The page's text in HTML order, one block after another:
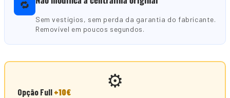
🔁
Sem vestígios, sem perda da garantia do fabricante.
Removível em poucos segundos.
⚙️
Opção Full +10€